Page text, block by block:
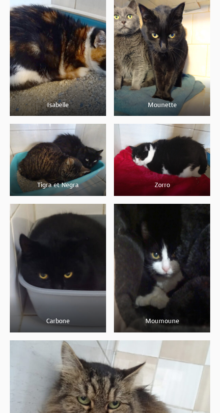
Isabelle Mounette
Tigra et Negra Zorro
Carbone Moumoune